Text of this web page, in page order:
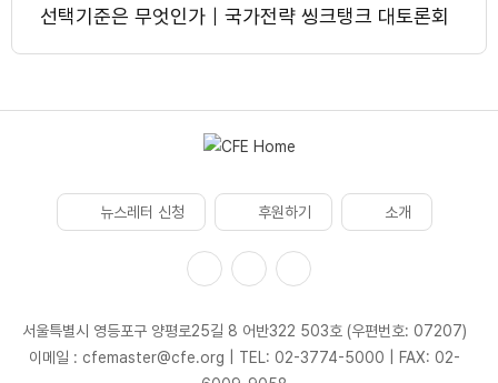
선택기준은 무엇인가｜국가전략 씽크탱크 대토론회
뉴스레터 신청 후원하기 소개
서울특별시 영등포구 양평로25길 8 어반322 503호 (우편번호: 07207)
이메일 : cfemaster@cfe.org
TEL: 02-3774-5000
FAX: 02-